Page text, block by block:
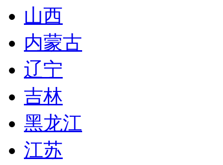
山西
内蒙古
辽宁
吉林
黑龙江
江苏